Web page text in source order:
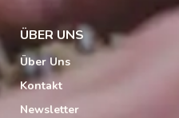
ÜBER UNS
Über Uns
Kontakt
Newsletter